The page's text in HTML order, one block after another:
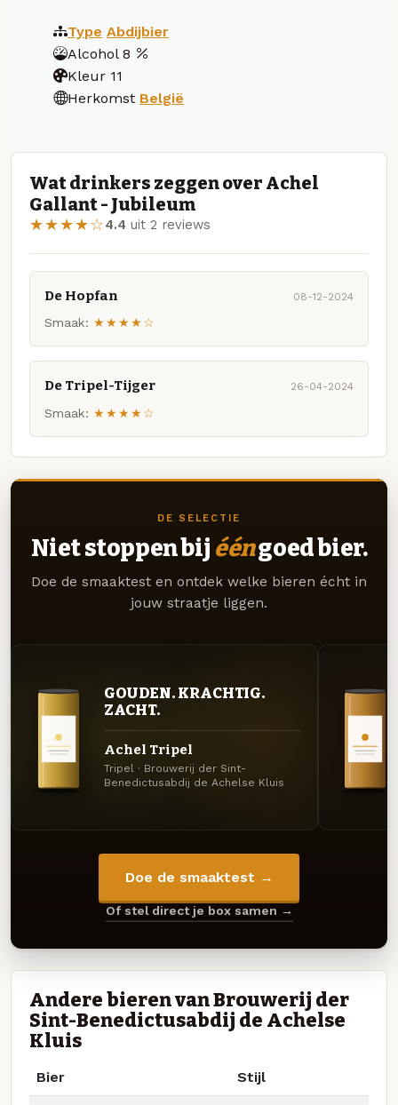
Type Abdijbier
Alcohol 8
Kleur 11
Herkomst België
Wat drinkers zeggen over Achel
Gallant - Jubileum
★★★★☆4.4 uit 2 reviews
De Hopfan 08-12-2024
Smaak: ★★★★☆
De Tripel-Tijger 26-04-2024
Smaak: ★★★★☆
DE SELECTIE
Niet stoppen bij ééngoed bier.
Doe de smaaktest en ontdek welke bieren écht in
jouw straatje liggen.
GOUDEN. KRACHTIG.
ZACHT.
Achel Tripel
Tripel · Brouwerij der Sint-
Benedictusabdij de Achelse Kluis
Doe de smaaktest →
Of stel direct je box samen →
Andere bieren van Brouwerij der
Sint-Benedictusabdij de Achelse
Kluis
Bier Stijl